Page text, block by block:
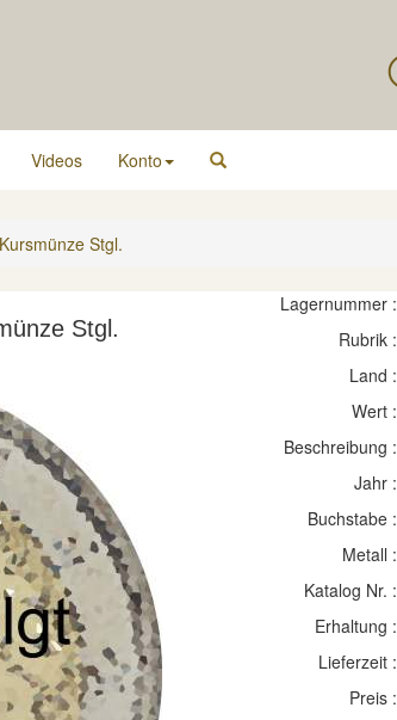
Videos Konto
Stgl.
Stgl.
Lagernummer :
Rubrik :
Land :
Wert :
Beschreibung :
Jahr :
Buchstabe :
Metall :
Katalog Nr. :
Erhaltung :
Lieferzeit :
Preis :